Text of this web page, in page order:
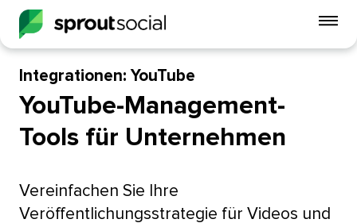
Integrationen: YouTube​​
YouTube-Management-
Tools für Unternehmen​​
Vereinfachen Sie Ihre
Veröffentlichungsstrategie für Videos und